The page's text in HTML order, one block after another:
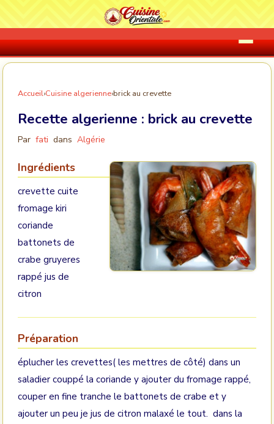
Accueil›Cuisine algerienne›brick au crevette
Recette algerienne : brick au crevette
Par fati dans Algérie
Ingrédients
crevette cuite
fromage kiri
coriande
battonets de
crabe gruyeres
rappé jus de
citron
Préparation
éplucher les crevettes( les mettres de côté) dans un
saladier couppé la coriande y ajouter du fromage rappé,
couper en fine tranche le battonets de crabe et y
ajouter un peu je jus de citron malaxé le tout. dans la